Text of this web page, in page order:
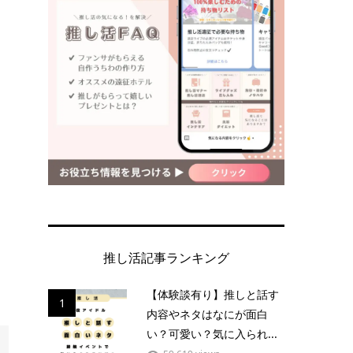
推し活記事ランキング
1
【体験談有り】推しと話す
内容やネタはなにが面白
い？可愛い？気に入られ...